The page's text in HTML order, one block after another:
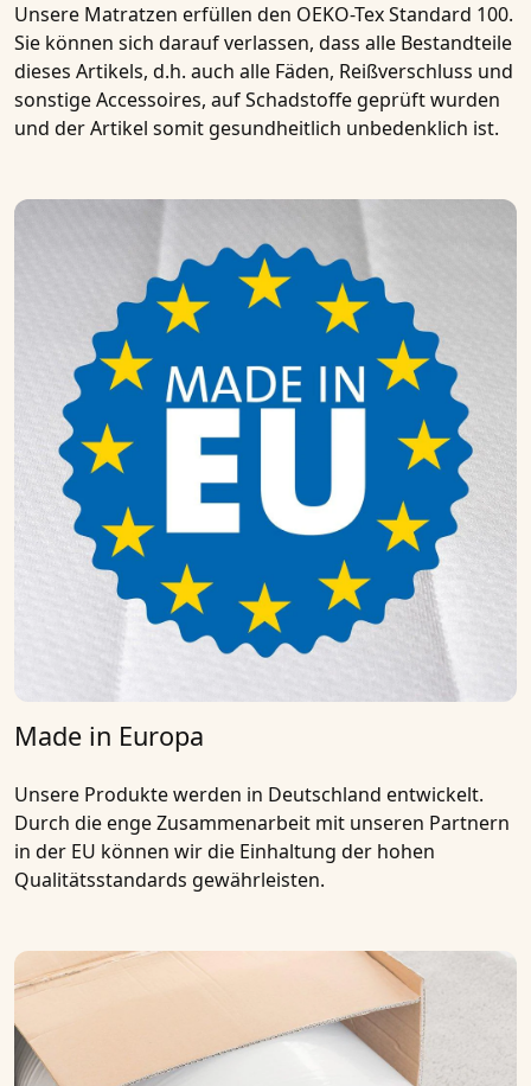
Unsere Matratzen erfüllen den OEKO-Tex Standard 100.
Sie können sich darauf verlassen, dass alle Bestandteile
dieses Artikels, d.h. auch alle Fäden, Reißverschluss und
sonstige Accessoires, auf Schadstoffe geprüft wurden
und der Artikel somit gesundheitlich unbedenklich ist.
Made in Europa
Unsere Produkte werden in Deutschland entwickelt.
Durch die enge Zusammenarbeit mit unseren Partnern
in der EU können wir die Einhaltung der hohen
Qualitätsstandards gewährleisten.